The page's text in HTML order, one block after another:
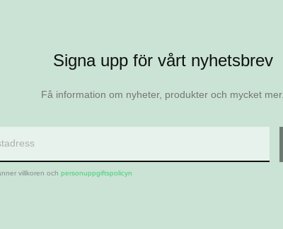
Signa upp för vårt nyhetsbrev
Få information om nyheter, produkter och mycket mer.
villkoren och personuppgiftspolicyn